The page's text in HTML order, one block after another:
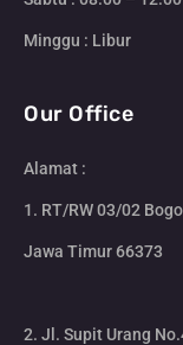
Minggu : Libur
Our Office
Alamat :
1. RT/RW 03/02
Jawa Timur 66373
2. Jl. Supit Urang